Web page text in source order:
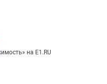
на E1.RU